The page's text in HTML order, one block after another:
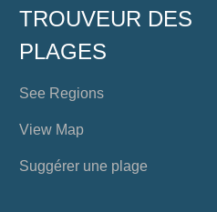
TROUVEUR DES
PLAGES
See Regions
View Map
Suggérer une plage